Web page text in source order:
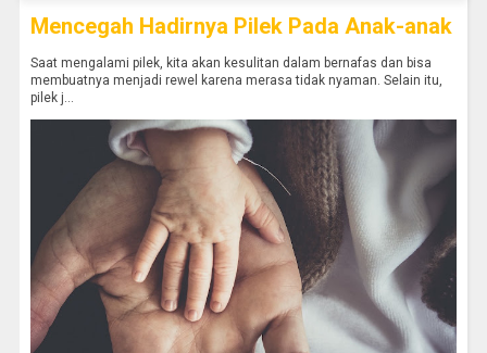
Mencegah Hadirnya Pilek Pada Anak-anak
Saat mengalami pilek, kita akan kesulitan dalam bernafas dan bisa
membuatnya menjadi rewel karena merasa tidak nyaman. Selain itu,
pilek j...